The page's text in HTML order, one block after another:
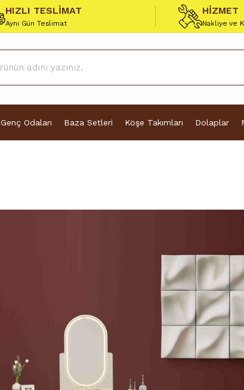
HIZLI TESLİMAT
Aynı Gün Teslimat
HİZMET
Nakliye ve
Genç Odaları Baza Setleri Köşe Takımları Dolaplar